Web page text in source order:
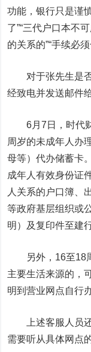
功能，银行只是谨
了”“三代户口本不
的关系的”“手续必
对于张先生是否
经致电并发送邮件
6月7日，时代财
周岁的未成年人办
母等）代办储蓄卡
成年人有效身份证
人关系的户口簿、
等政府基层组织或
明）及复印件至建
另外，16至18周
主要生活来源的，
明到营业网点自行
上述客服人员还
需要听从具体网点